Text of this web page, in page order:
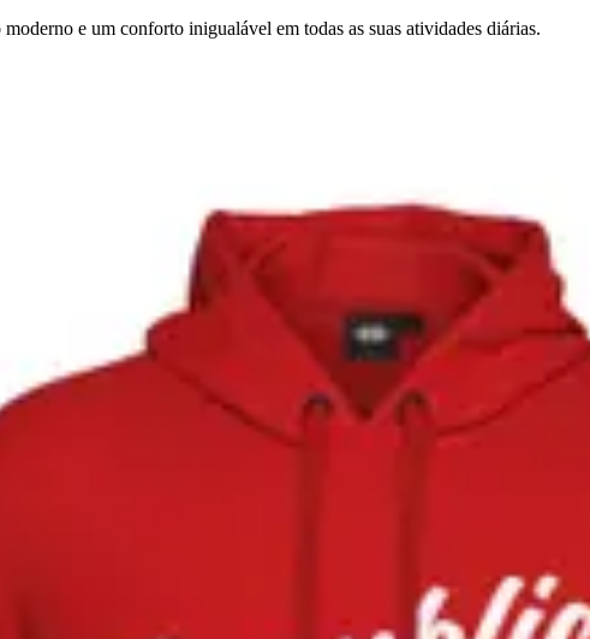
e um conforto inigualável em todas as suas atividades diárias.